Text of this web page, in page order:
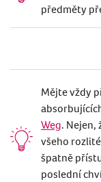
předměty
Mějte vždy
Weg.
všeho
špatně
poslední